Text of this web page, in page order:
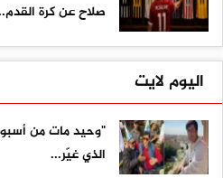
صلاح عن كرة
اليوم لايت
"وحيد مات من
الذي غيّر...